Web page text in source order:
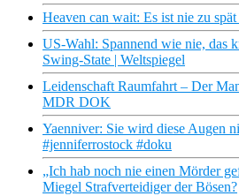
Heaven can wait: Es ist nie zu
US-Wahl: Spannend wie nie, das
Swing-State | Weltspiegel
Leidenschaft Raumfahrt – Der
MDR DOK
Yaenniver: Sie wird diese Augen
#jenniferrostock #doku
„Ich hab noch nie einen Mörder
Miegel Strafverteidiger der Bösen?